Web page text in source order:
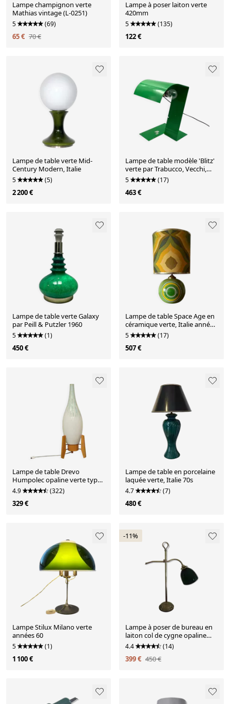
Lampe champignon verte
Mathias vintage (L-0251)
5 (69)
65 € 70 €
Lampe à poser laiton verte
420mm
5 (135)
122 €
Lampe de table verte Mid-
Century Modern, Italie
5 (5)
2 200 €
Lampe de table modèle 'Blitz'
verte par Trabucco, Vecchi,
Volpi pour Stilnovo, Italie 1972
5 (17)
463 €
Lampe de table verte Galaxy
par Peill & Putzler 1960
5 (1)
450 €
Lampe de table Space Age en
céramique verte, Italie années
1960
5 (17)
507 €
Lampe de table Drevo
Humpolec opaline verte type
107/S
4.9 (322)
329 €
Lampe de table en porcelaine
laquée verte, Italie 70s
4.7 (7)
480 €
Lampe Stilux Milano verte
années 60
5 (1)
1 100 €
-11%
Lampe à poser de bureau en
laiton col de cygne opaline
verte
4.4 (14)
399 € 450 €